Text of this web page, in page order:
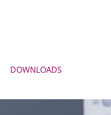
DOWNLOADS